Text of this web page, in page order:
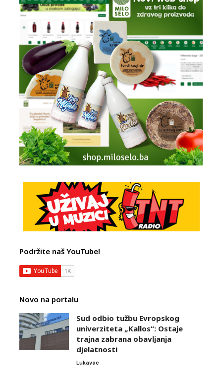
Podržite naš YouTube!
Novo na portalu
Sud odbio tužbu Evropskog
univerziteta „Kallos“: Ostaje
trajna zabrana obavljanja
djelatnosti
Lukavac